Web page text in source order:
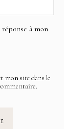
à mon
mon site dans le